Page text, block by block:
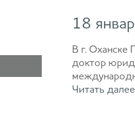
18
В г. Оханске
доктор
Читать далее